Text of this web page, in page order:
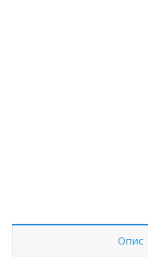
Опис